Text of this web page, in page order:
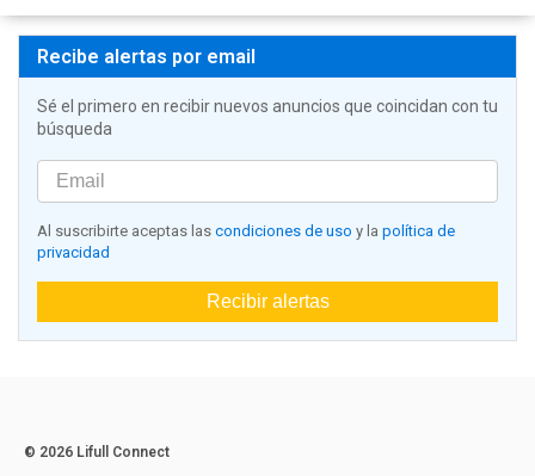
Recibe alertas por email
Sé el primero en recibir nuevos anuncios que coincidan con tu
búsqueda
Al suscribirte aceptas las condiciones de uso y la política de
privacidad
Recibir alertas
© 2026 Lifull Connect